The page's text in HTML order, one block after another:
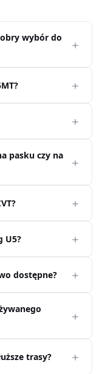
wybór do
pasku czy na
U5?
dostępne?
trasy?